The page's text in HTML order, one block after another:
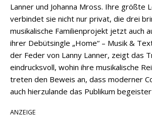
Lanner und Johanna Mross. Ihre größte
verbindet sie nicht nur privat, die drei
musikalische Familienprojekt jetzt auch
ihrer Debütsingle „Home“ – Musik &
der Feder von Lanny Lanner, zeigt das
eindrucksvoll, wohin ihre musikalische
treten den Beweis an, dass moderner
auch hierzulande das Publikum
ANZEIGE